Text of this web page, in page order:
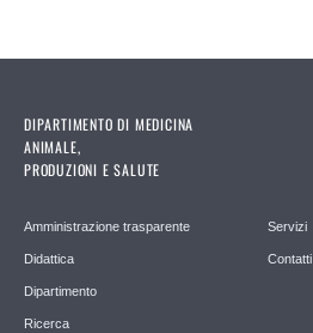
DIPARTIMENTO DI MEDICINA
ANIMALE,
PRODUZIONI E SALUTE
Amministrazione trasparente
Didattica
Dipartimento
Ricerca
Servizi
Contatti